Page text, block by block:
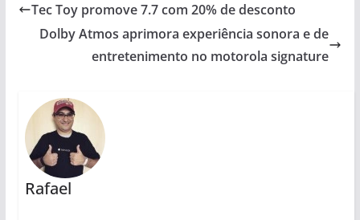
Tec Toy promove 7.7 com 20% de desconto
Dolby Atmos aprimora experiência sonora e de
entretenimento no motorola signature
Rafael